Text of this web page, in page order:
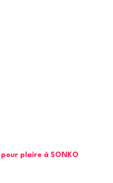
plaire à SONKO